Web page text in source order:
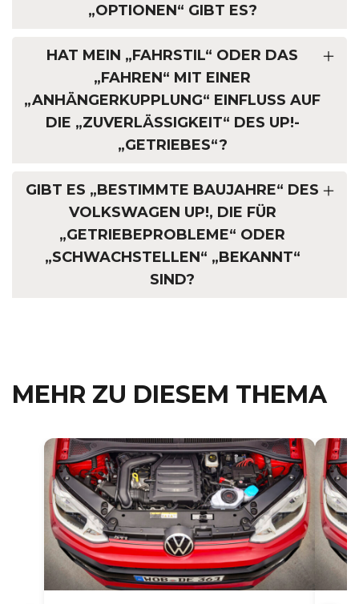
„OPTIONEN“ GIBT ES?
HAT MEIN „FAHRSTIL“ ODER DAS
„FAHREN“ MIT EINER
„ANHÄNGERKUPPLUNG“ EINFLUSS AUF
DIE „ZUVERLÄSSIGKEIT“ DES UP!-
„GETRIEBES“?
GIBT ES „BESTIMMTE BAUJAHRE“ DES
VOLKSWAGEN UP!, DIE FÜR
„GETRIEBEPROBLEME“ ODER
„SCHWACHSTELLEN“ „BEKANNT“
SIND?
MEHR ZU DIESEM THEMA